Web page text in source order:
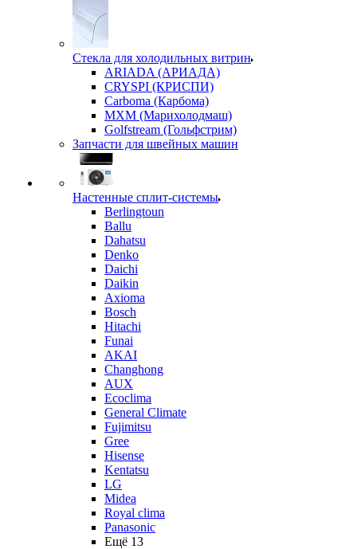
Стекла для холодильных витрин
ARIADA (АРИАДА)
CRYSPI (КРИСПИ)
Carboma (Карбома)
MXM (Марихолодмаш)
Golfstream (Гольфстрим)
Запчасти для швейных машин
Настенные сплит-системы
Berlingtoun
Ballu
Dahatsu
Denko
Daichi
Daikin
Axioma
Bosch
Hitachi
Funai
AKAI
Changhong
AUX
Ecoclima
General Climate
Fujimitsu
Gree
Hisense
Kentatsu
LG
Midea
Royal clima
Panasonic
Ещё 13